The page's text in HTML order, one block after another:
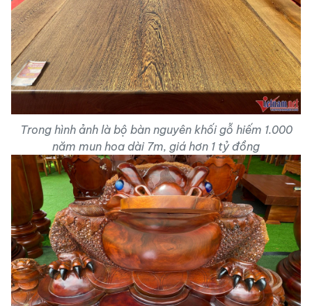
Trong hình ảnh là bộ bàn nguyên khối gỗ hiếm 1.000
năm mun hoa dài 7m, giá hơn 1 tỷ đồng